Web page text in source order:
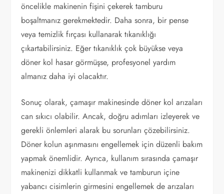
öncelikle makinenin fişini çekerek tamburu
boşaltmanız gerekmektedir. Daha sonra, bir pense
veya temizlik fırçası kullanarak tıkanıklığı
çıkartabilirsiniz. Eğer tıkanıklık çok büyükse veya
döner kol hasar görmüşse, profesyonel yardım
almanız daha iyi olacaktır.
Sonuç olarak, çamaşır makinesinde döner kol arızaları
can sıkıcı olabilir. Ancak, doğru adımları izleyerek ve
gerekli önlemleri alarak bu sorunları çözebilirsiniz.
Döner kolun aşınmasını engellemek için düzenli bakım
yapmak önemlidir. Ayrıca, kullanım sırasında çamaşır
makinenizi dikkatli kullanmak ve tamburun içine
yabancı cisimlerin girmesini engellemek de arızaları